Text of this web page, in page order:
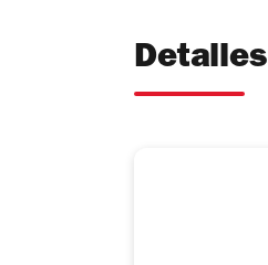
Detalles